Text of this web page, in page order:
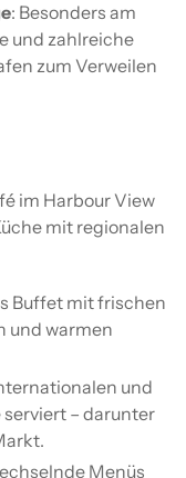
: Besonders am
und zahlreiche
zum Verweilen
im Harbour View
mit regionalen
Buffet mit frischen
und warmen
und
– darunter
Menüs